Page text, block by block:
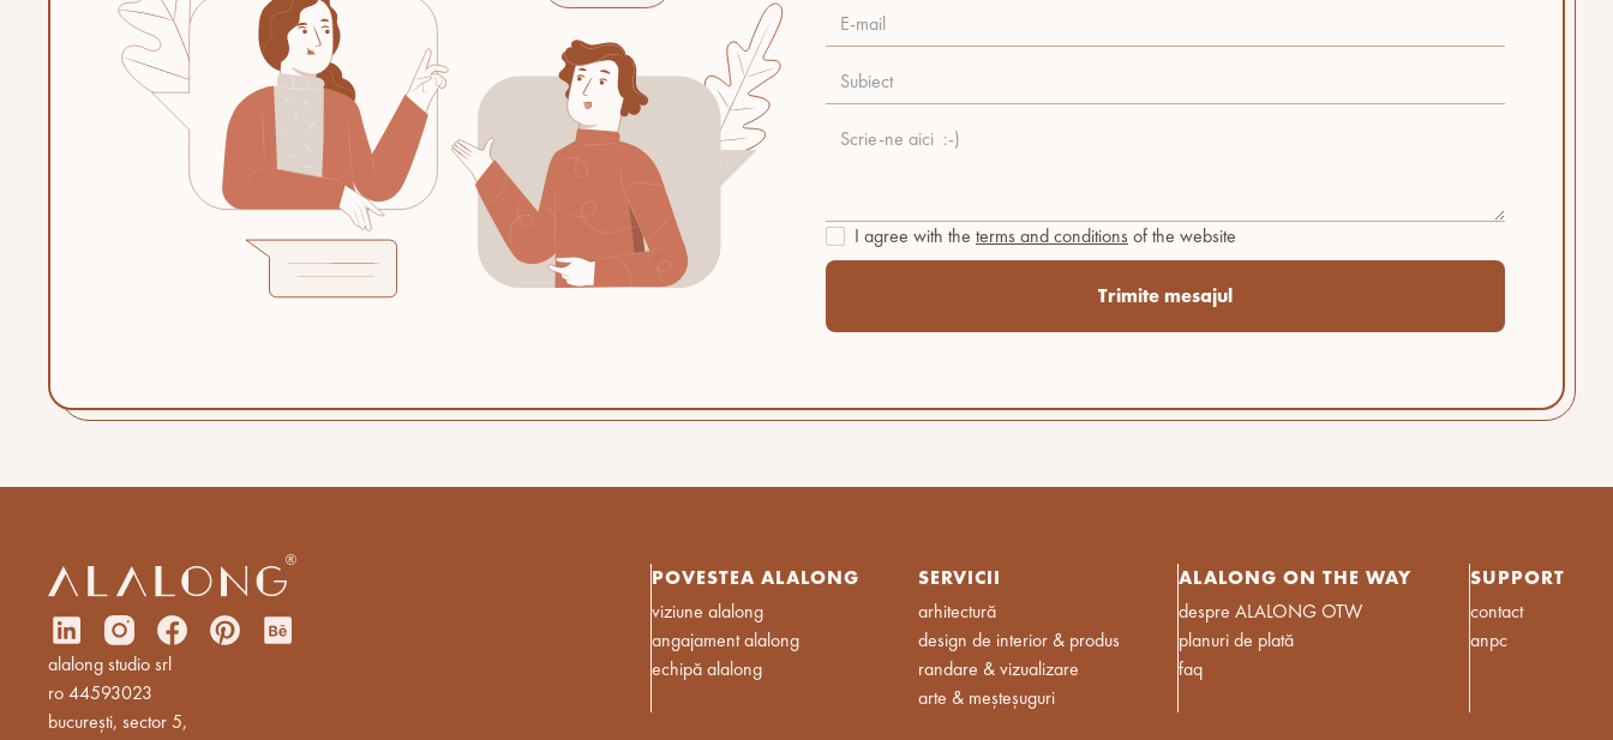
I agree with the terms and conditions of the website
alalong studio srl
ro 44593023
bucurești, sector 5,
POVESTEA ALALONG
viziune alalong
angajament alalong
echipă alalong
SERVICII
arhitectură
design de interior & produs
randare & vizualizare
arte & meșteșuguri
ALALONG ON THE WAY
despre ALALONG OTW
planuri de plată
faq
SUPPORT
contact
anpc